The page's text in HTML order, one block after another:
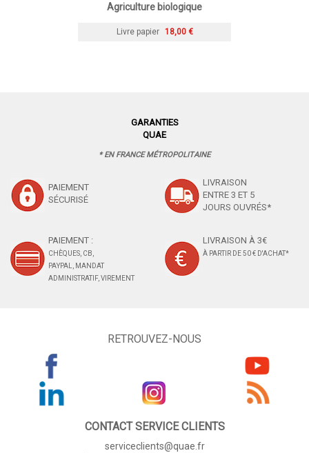
Agriculture biologique
Livre papier 18,00 €
GARANTIES
QUAE
* EN FRANCE MÉTROPOLITAINE
PAIEMENT
SÉCURISÉ
LIVRAISON
ENTRE 3 ET 5
JOURS OUVRÉS*
PAIEMENT :
CHÈQUES, CB,
PAYPAL, MANDAT
ADMINISTRATIF, VIREMENT
LIVRAISON À 3€
À PARTIR DE 50 € D'ACHAT*
RETROUVEZ-NOUS
CONTACT SERVICE CLIENTS
serviceclients@quae.fr